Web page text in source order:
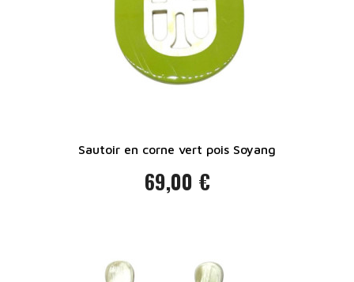
Sautoir en corne vert pois Soyang
Prix
69,00 €